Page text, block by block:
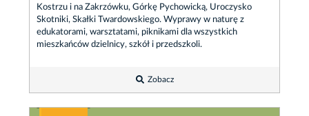
Kostrzu i na Zakrzówku, Górkę Pychowicką, Uroczysko
Skotniki, Skałki Twardowskiego. Wyprawy w naturę z
edukatorami, warsztatami, piknikami dla wszystkich
mieszkańców dzielnicy, szkół i przedszkoli.
Zobacz